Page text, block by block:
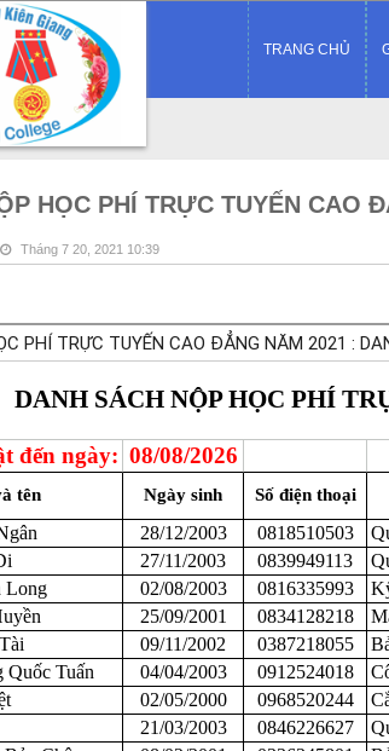
TRANG CHỦ
HỌC PHÍ TRỰC TUYẾN CAO
Tháng 7 20, 2021 10:39